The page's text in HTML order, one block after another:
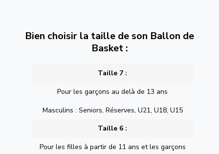
Bien choisir la taille de son Ballon de
Basket :
Taille 7 :
Pour les garçons au delà de 13 ans
Masculins : Seniors, Réserves, U21, U18, U15
Taille 6 :
Pour les filles à partir de 11 ans et les garçons